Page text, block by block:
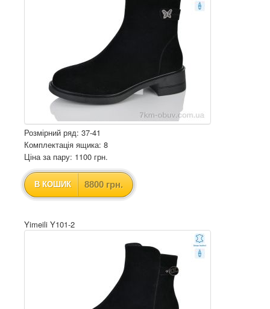
Розмірний ряд: 37-41
Комплектація ящика: 8
Ціна за пару: 1100 грн.
В КОШИК 8800 грн.
Yimeili Y101-2